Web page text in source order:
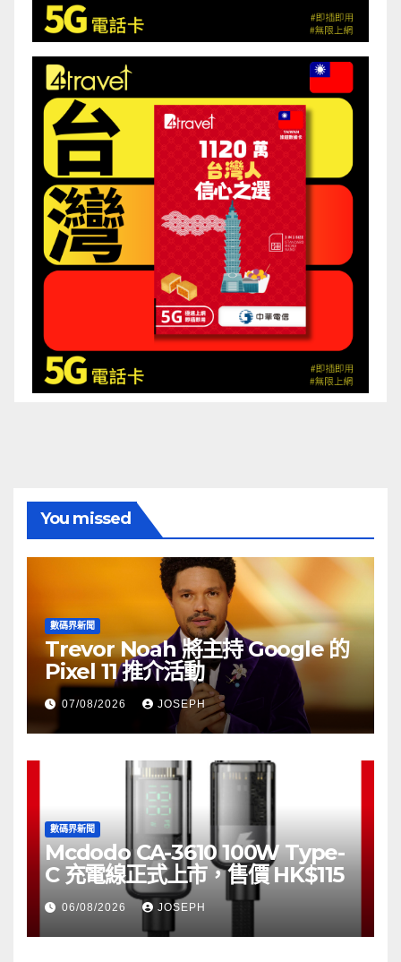
You missed
數碼界新聞
Trevor Noah 將主持 Google 的
Pixel 11 推介活動
07/08/2026 JOSEPH
數碼界新聞
Mcdodo CA-3610 100W Type-
C 充電線正式上市，售價 HK$115
06/08/2026 JOSEPH